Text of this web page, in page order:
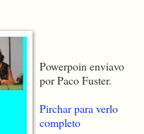
Powerpoin enviavo
por Paco Fuster.
Pirchar para verlo
completo